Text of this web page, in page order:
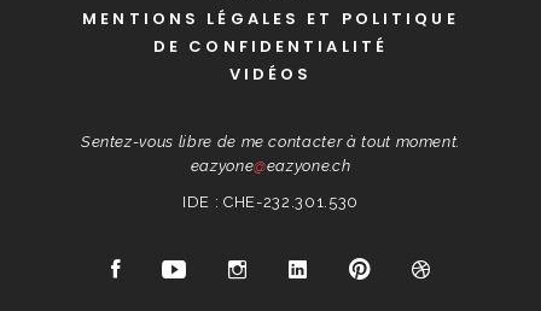
MENTIONS LÉGALES ET POLITIQUE
DE CONFIDENTIALITÉ
VIDÉOS
Sentez-vous libre de me contacter à tout moment.
eazyone@eazyone.ch
IDE : CHE-232.301.530